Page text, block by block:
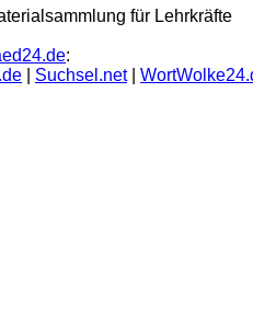
für Lehrkräfte
:
Suchsel.net|